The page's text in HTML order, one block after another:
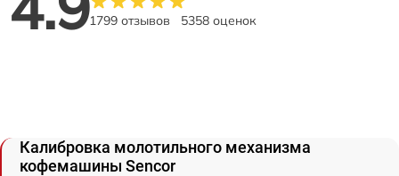
1799 отзывов 5358 оценок
Калибровка молотильного механизма
кофемашины Sencor